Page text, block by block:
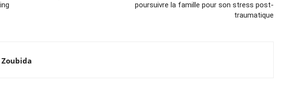
poursuivre la famille pour son stress post-
traumatique
Zoubida